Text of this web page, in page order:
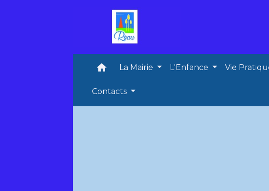
home La Mairie L'Enfance Vie
Contacts